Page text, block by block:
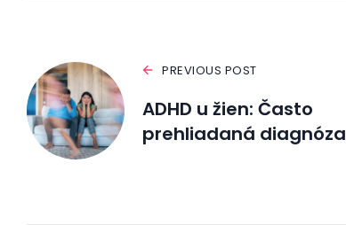
PREVIOUS POST
ADHD u žien: Často
prehliadaná diagnóza